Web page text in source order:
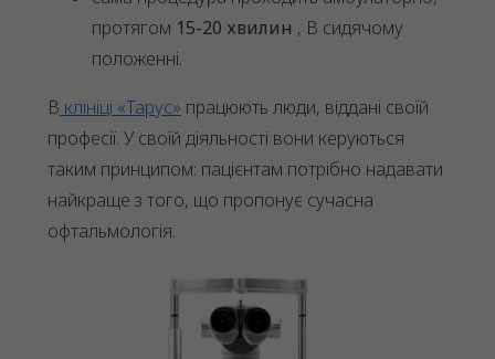
протягом 15-20 хвилин , В сидячому
положенні.
В клініці «Тарус» працюють люди, віддані своїй
професії. У своїй діяльності вони керуються
таким принципом: пацієнтам потрібно надавати
найкраще з того, що пропонує сучасна
офтальмологія.